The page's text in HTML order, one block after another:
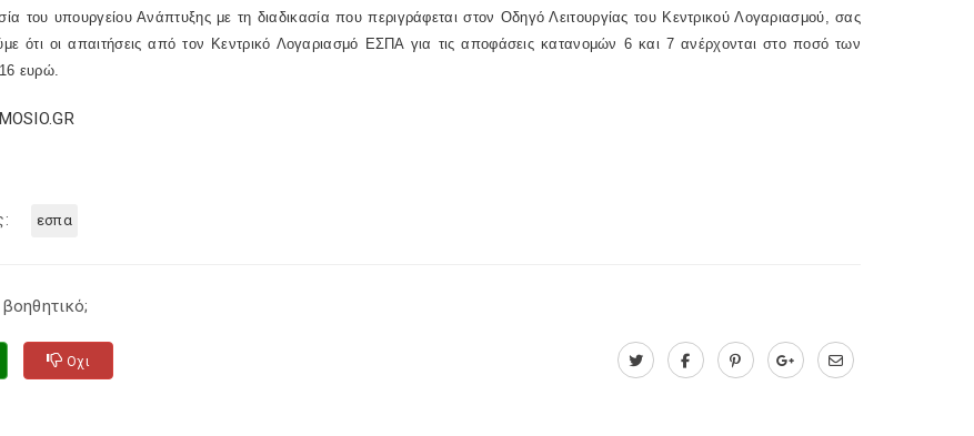
του υπουργείου Ανάπτυξης με τη διαδικασία που περιγράφεται στον Οδηγό Λειτουργίας του Κεντρικού Λογαριασμού, σας
ότι οι απαιτήσεις από τον Κεντρικό Λογαριασμό ΕΣΠΑ για τις αποφάσεις κατανομών 6 και 7 ανέρχονται στο ποσό των
ευρώ.
εσπα
Οχι